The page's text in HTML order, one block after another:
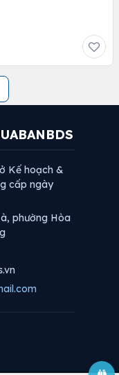
Kế hoạch &
cấp ngày
phường Hòa